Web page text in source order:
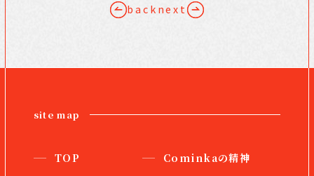
backnext
site map
TOP Cominkaの精神